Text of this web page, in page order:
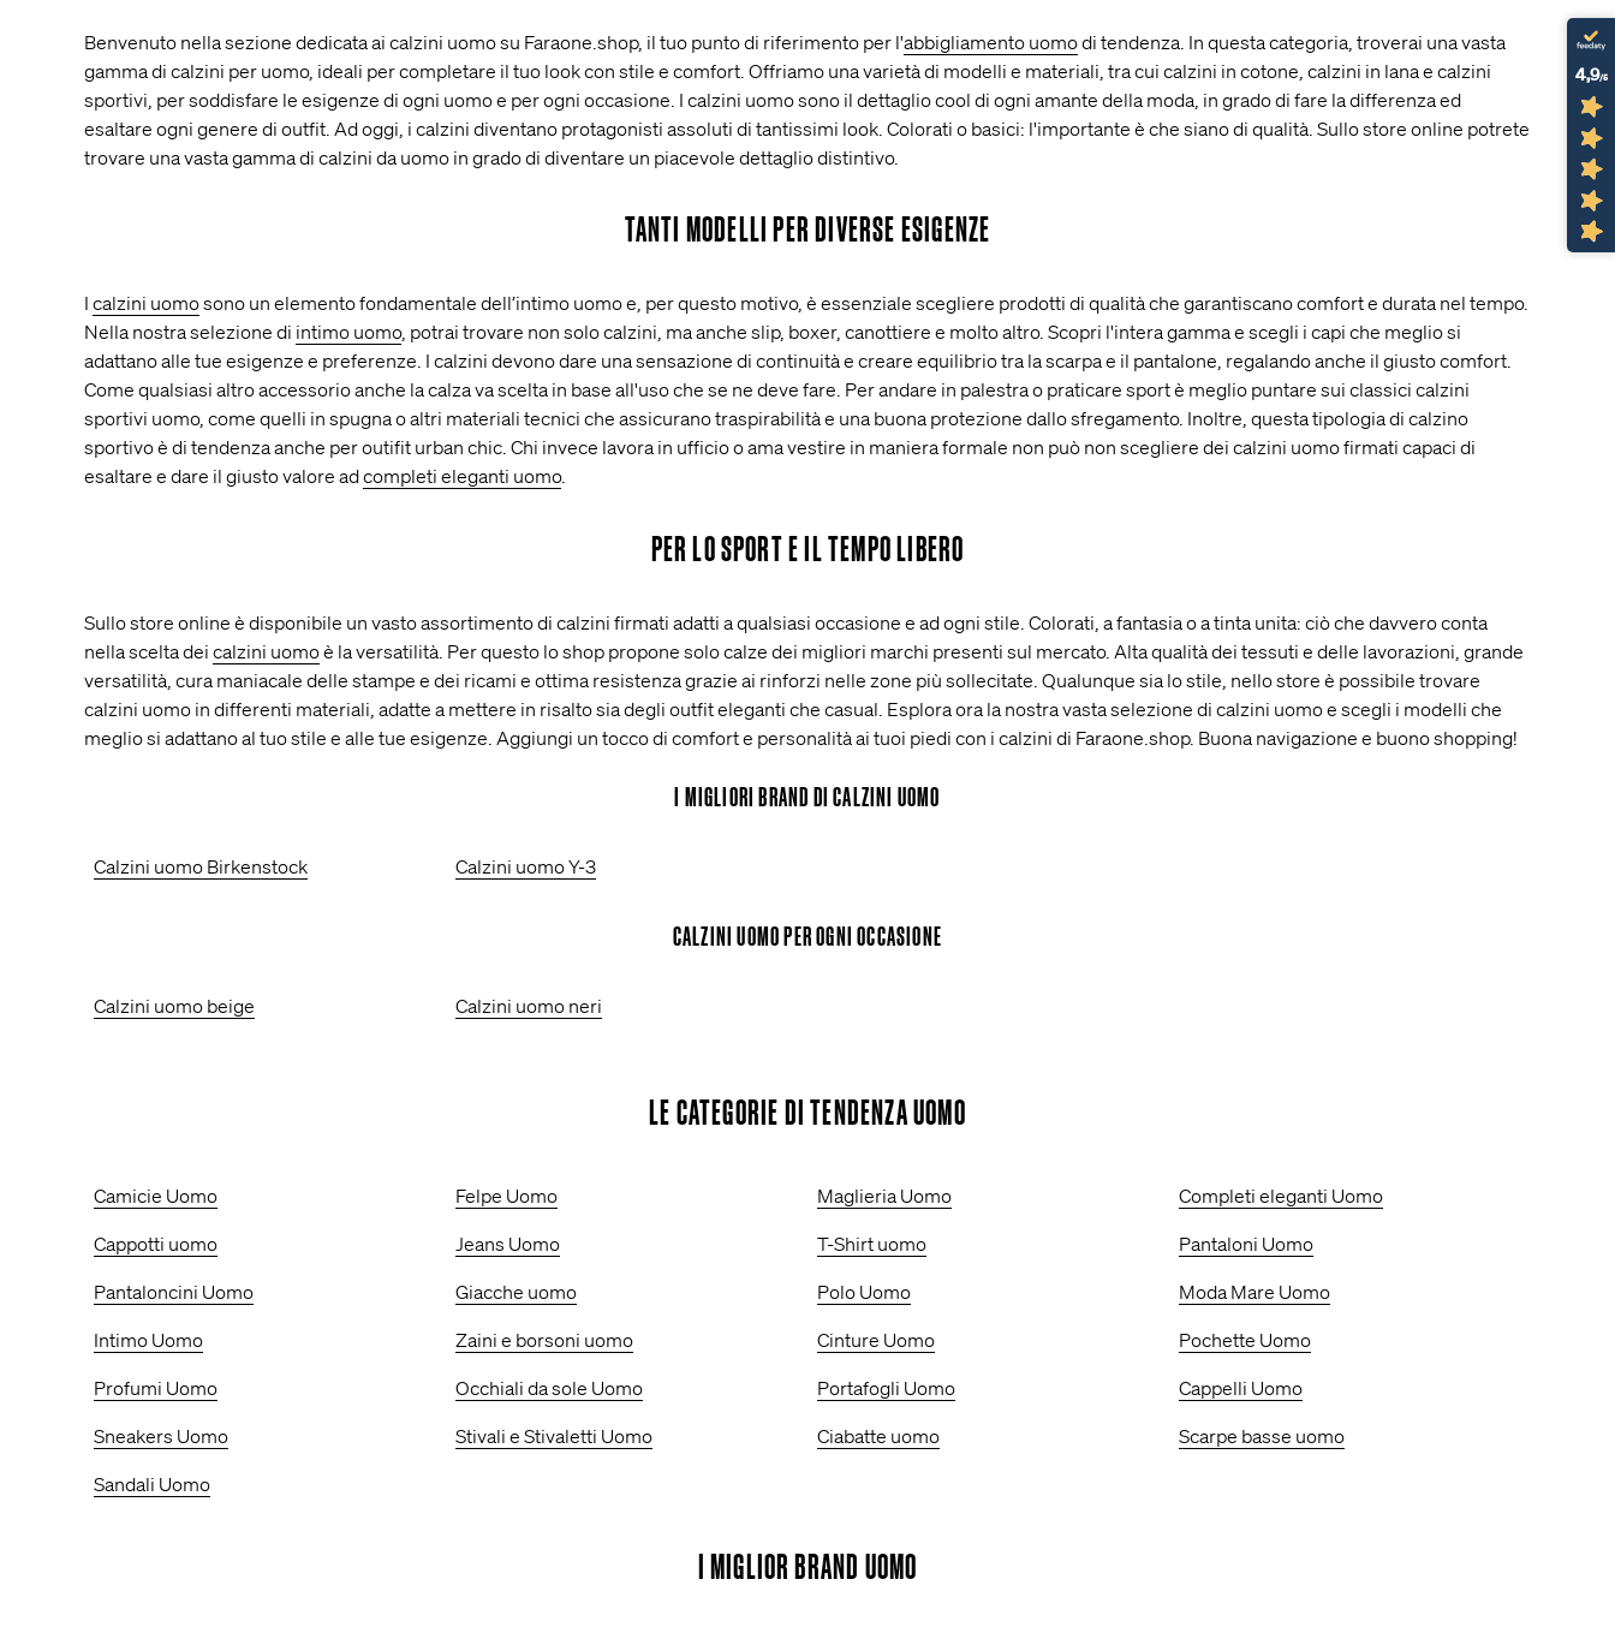
Benvenuto nella sezione dedicata ai calzini uomo su Faraone.shop, il tuo punto di riferimento per l'abbigliamento uomodi tendenza. In questa categoria, troverai una vasta
gamma di calzini per uomo, ideali per completare il tuo look con stile e comfort. Offriamo una varietà di modelli e materiali, tra cui calzini in cotone, calzini in lana e calzini
sportivi, per soddisfare le esigenze di ogni uomo e per ogni occasione. I calzini uomo sono il dettaglio cool di ogni amante della moda, in grado di fare la differenza ed
esaltare ogni genere di outfit. Ad oggi, i calzini diventano protagonisti assoluti di tantissimi look. Colorati o basici: l'importante è che siano di qualità. Sullo store online potrete
trovare una vasta gamma di calzini da uomo in grado di diventare un piacevole dettaglio distintivo.
TANTI MODELLI PER DIVERSE ESIGENZE
I calzini uomosono un elemento fondamentale dell’intimo uomo e, per questo motivo, è essenziale scegliere prodotti di qualità che garantiscano comfort e durata nel tempo.
Nella nostra selezione di intimo uomo, potrai trovare non solo calzini, ma anche slip, boxer, canottiere e molto altro. Scopri l'intera gamma e scegli i capi che meglio si
adattano alle tue esigenze e preferenze. I calzini devono dare una sensazione di continuità e creare equilibrio tra la scarpa e il pantalone, regalando anche il giusto comfort.
Come qualsiasi altro accessorio anche la calza va scelta in base all'uso che se ne deve fare. Per andare in palestra o praticare sport è meglio puntare sui classici calzini
sportivi uomo, come quelli in spugna o altri materiali tecnici che assicurano traspirabilità e una buona protezione dallo sfregamento. Inoltre, questa tipologia di calzino
sportivo è di tendenza anche per outifit urban chic. Chi invece lavora in ufficio o ama vestire in maniera formale non può non scegliere dei calzini uomo firmati capaci di
esaltare e dare il giusto valore adcompleti eleganti uomo.
PER LO SPORT E IL TEMPO LIBERO
Sullo store online è disponibile un vasto assortimento di calzini firmati adatti a qualsiasi occasione e ad ogni stile. Colorati, a fantasia o a tinta unita: ciò che davvero conta
nella scelta dei calzini uomoè la versatilità. Per questo lo shop propone solo calze dei migliori marchi presenti sul mercato. Alta qualità dei tessuti e delle lavorazioni, grande
versatilità, cura maniacale delle stampe e dei ricami e ottima resistenza grazie ai rinforzi nelle zone più sollecitate. Qualunque sia lo stile, nello store è possibile trovare
calzini uomo in differenti materiali, adatte a mettere in risalto sia degli outfit eleganti che casual. Esplora ora la nostra vasta selezione di calzini uomo e scegli i modelli che
meglio si adattano al tuo stile e alle tue esigenze. Aggiungi un tocco di comfort e personalità ai tuoi piedi con i calzini di Faraone.shop. Buona navigazione e buono shopping!
I MIGLIORI BRAND DI CALZINI UOMO
Calzini uomo Birkenstock Calzini uomo Y-3
CALZINI UOMO PER OGNI OCCASIONE
Calzini uomo beige Calzini uomo neri
LE CATEGORIE DI TENDENZA UOMO
Camicie Uomo Felpe Uomo Maglieria Uomo
Completi eleganti Uomo
Cappotti uomo
Jeans Uomo T-Shirt uomo
Pantaloni Uomo
Pantaloncini Uomo
Giacche uomo Polo Uomo
Moda Mare Uomo
Intimo Uomo
Zaini e borsoni uomo Cinture Uomo
Pochette Uomo
Profumi Uomo
Occhiali da sole Uomo Portafogli Uomo
Cappelli Uomo
Sneakers Uomo
Stivali e Stivaletti Uomo Ciabatte uomo
Scarpe basse uomo
Sandali Uomo
I MIGLIOR BRAND UOMO
4,9/5